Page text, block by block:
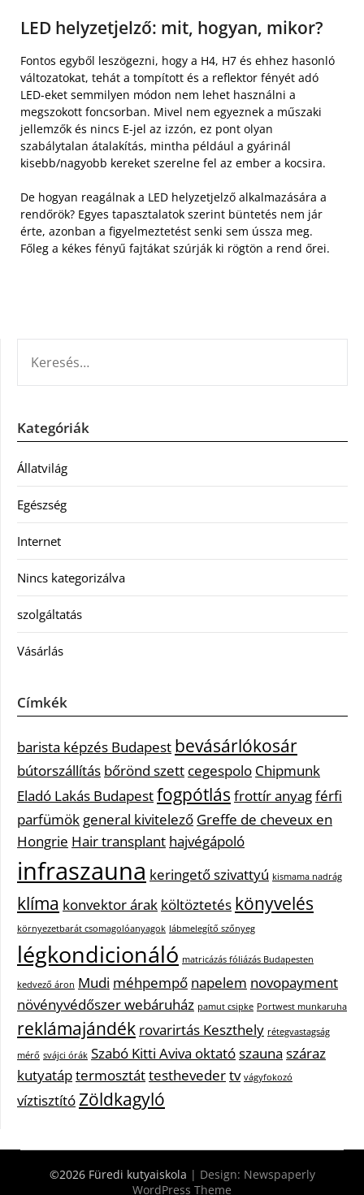
LED helyzetjelző: mit, hogyan, mikor?
Fontos egyből leszögezni, hogy a H4, H7 és ehhez hasonló
változatokat, tehát a tompított és a reflektor fényét adó
LED-eket semmilyen módon nem lehet használni a
megszokott foncsorban. Mivel nem egyeznek a műszaki
jellemzők és nincs E-jel az izzón, ez pont olyan
szabálytalan átalakítás, mintha például a gyárinál
kisebb/nagyobb kereket szerelne fel az ember a kocsira.
De hogyan reagálnak a LED helyzetjelző alkalmazására a
rendőrök? Egyes tapasztalatok szerint büntetés nem jár
érte, azonban a figyelmeztetést senki sem ússza meg.
Főleg a kékes fényű fajtákat szúrják ki rögtön a rend őrei.
Kategóriák
Állatvilág
Egészség
Internet
Nincs kategorizálva
szolgáltatás
Vásárlás
Címkék
barista képzés Budapest bevásárlókosár
bútorszállítás bőrönd szett cegespolo Chipmunk
Eladó Lakás Budapestfogpótlás frottír anyagférfi
parfümök general kivitelező Greffe de cheveux en
Hongrie Hair transplant hajvégápoló
infraszauna keringető szivattyú kismama nadrág
klíma konvektor árak költöztetés könyvelés
környezetbarát csomagolóanyagok lábmelegítő szőnyeg
légkondicionáló matricázás fóliázás Budapesten
kedvező áron Mudi méhpempő napelem novopayment
növényvédőszer webáruház pamut csipke Portwest munkaruha
reklámajándék rovarirtás Keszthely rétegvastagság
mérő svájci órák Szabó Kitti Aviva oktatószauna száraz
kutyatáptermosztáttesthevedertv vágyfokozó
víztisztítóZöldkagyló
©2026 Füredi kutyaiskola | Design: Newspaperly
WordPress Theme